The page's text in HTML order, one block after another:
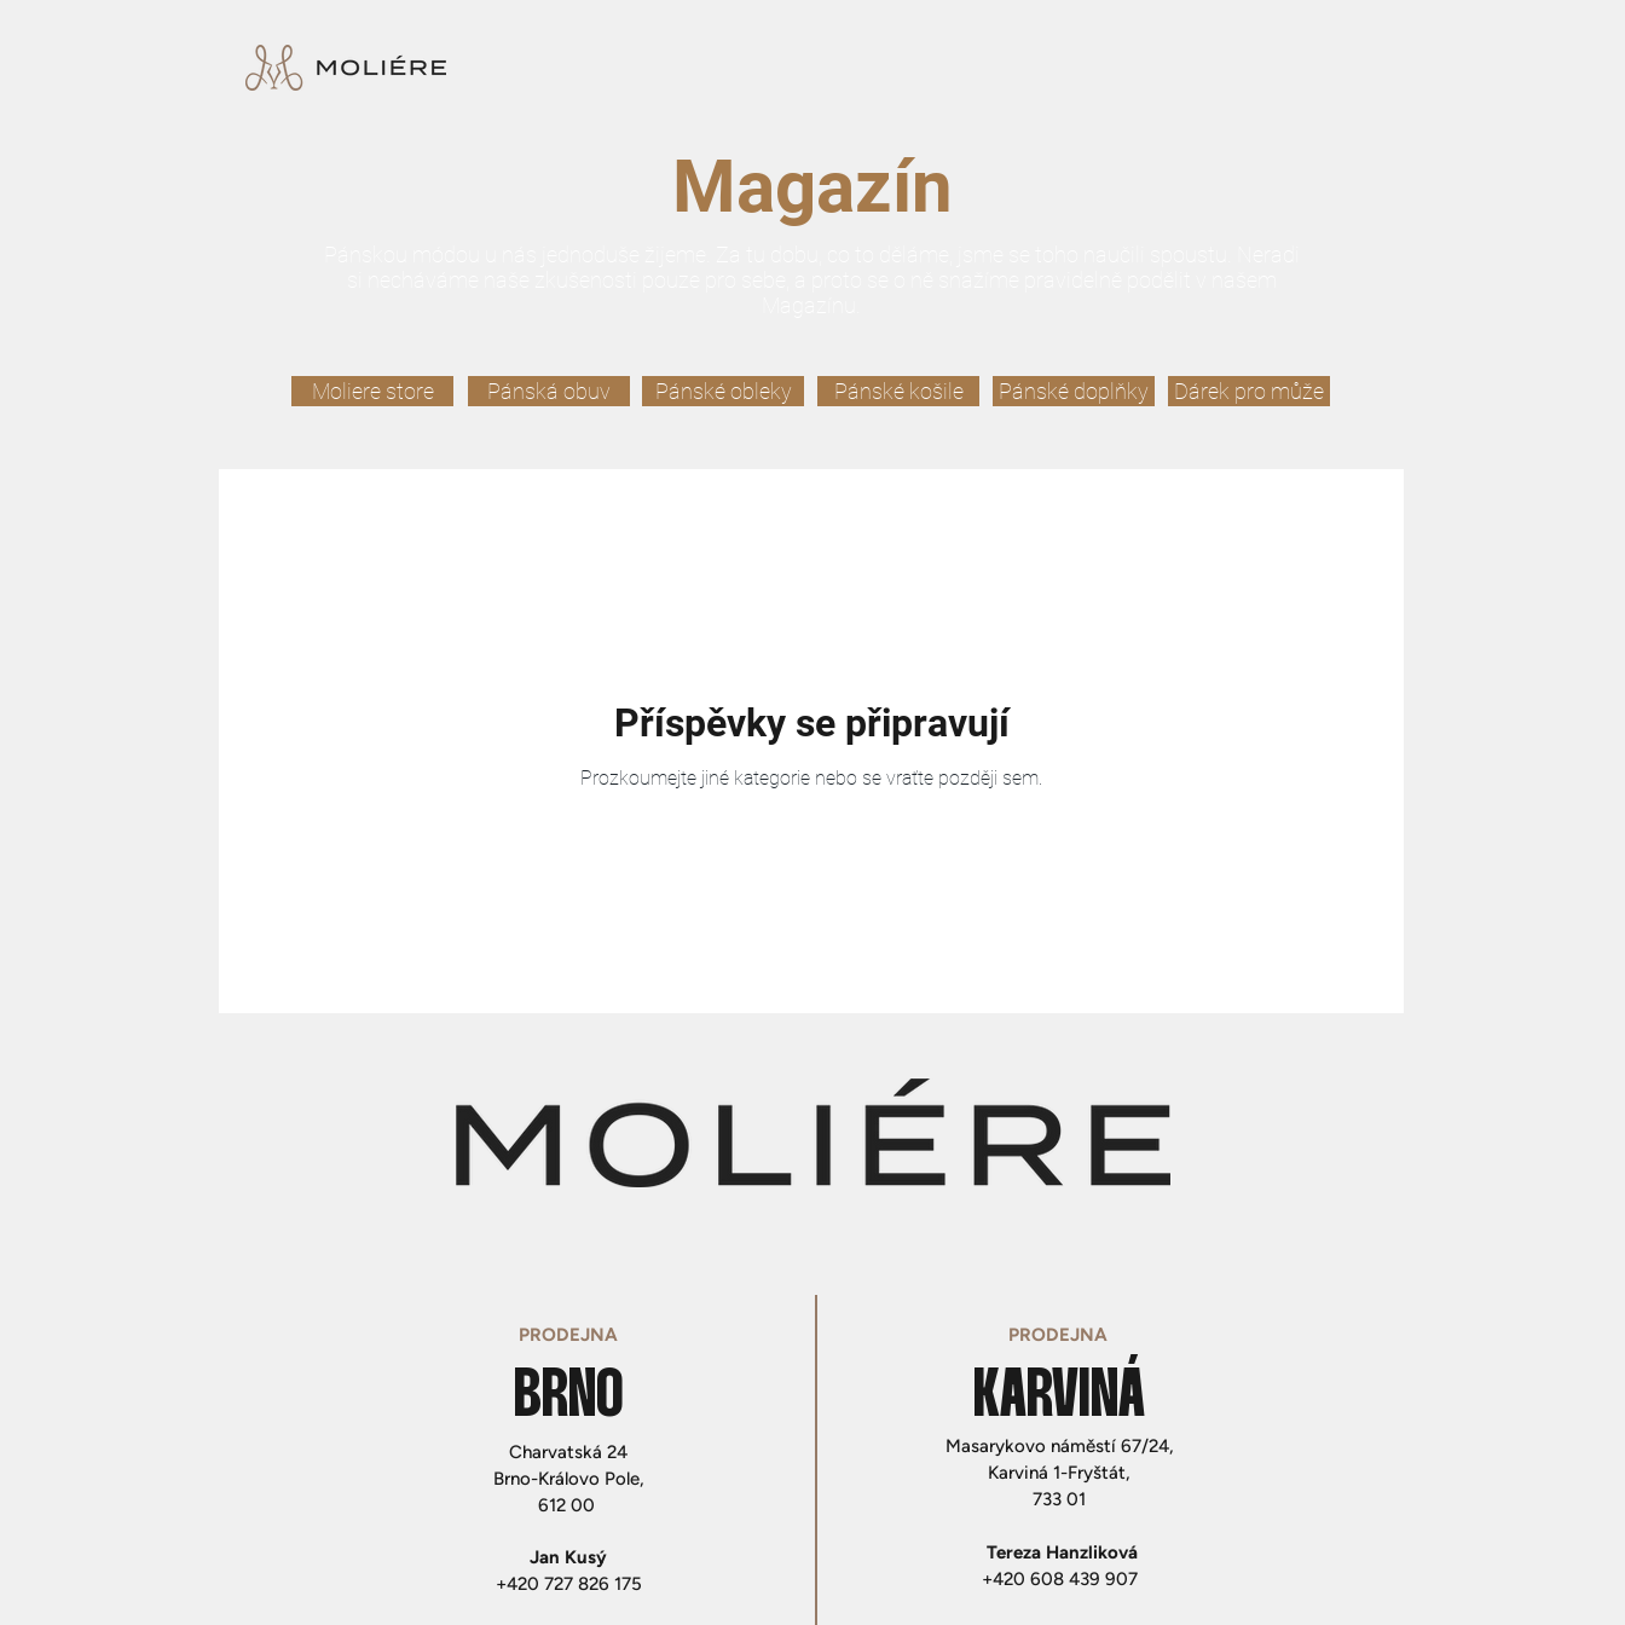
Magazín
Moliere store Pánská obuv Pánské obleky Pánské košile Pánské doplňky Dárek pro může
Příspěvky se připravují
Prozkoumejte jiné kategorie nebo se vraťte později sem.
PRODEJNA
KARVINÁ
Masarykovo náměstí 67/24,
Karviná 1-Fryštát,
733 01
​ Tereza Hanzliková
+420 608 439 907
PRODEJNA
BRNO
Charvatská 24
Brno-Královo Pole,
612 00 ​
Jan Kusý
+420 727 826 175